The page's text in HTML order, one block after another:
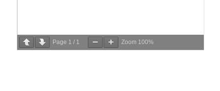
Page 1 / 1 Zoom 100%